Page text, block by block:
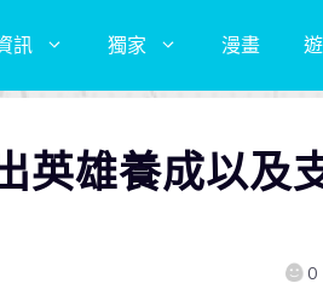
訊 獨家 漫畫
英雄養成以及
0